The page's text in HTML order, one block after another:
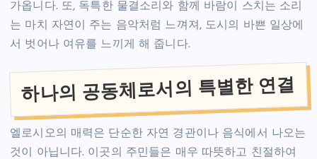
가옵니다. 또, 독특한 물결소리와 함께 바람이 스치는 소리
는 마치 자연이 주는 음악처럼 느껴져, 도시의 바쁜 일상에
서 벗어나 여유를 느끼게 해 줍니다.
하나의 공동체로서의 특별한 연결
엘로시오의 매력은 단순한 자연 경관이나 음식에서 나오는
것이 아닙니다. 이곳의 주민들은 매우 따뜻하고 친절하여